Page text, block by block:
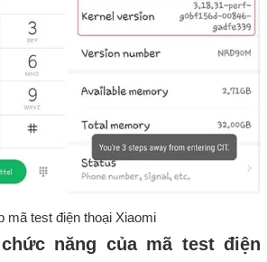
mã test điện thoại Xiaomi
năng của mã test điện